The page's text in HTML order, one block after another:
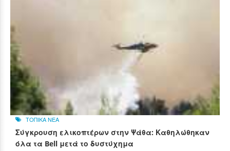
ΤΟΠΙΚΑ ΝΕΑ
Σύγκρουση ελικοπτέρων στην Ψάθα: Καθηλώθηκαν
όλα τα Bell μετά το δυστύχημα